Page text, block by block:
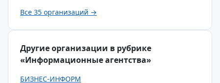
Все 35 организаций →
Другие организации в рубрике
«Информационные агентства»
БИЗНЕС-ИНФОРМ